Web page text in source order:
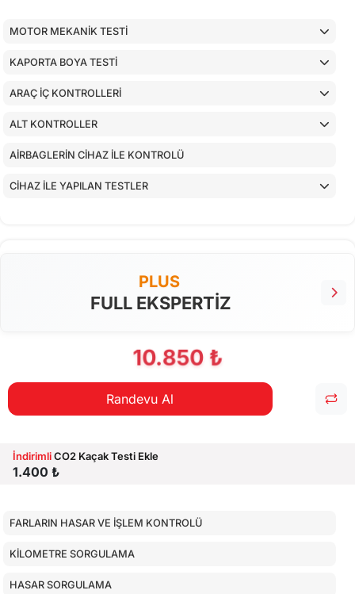
MOTOR MEKANİK TESTİ
KAPORTA BOYA TESTİ
ARAÇ İÇ KONTROLLERİ
ALT KONTROLLER
AİRBAGLERİN CİHAZ İLE KONTROLÜ
CİHAZ İLE YAPILAN TESTLER
PLUS
FULL EKSPERTİZ
10.850 ₺
Randevu Al
İndirimliCO2 Kaçak Testi Ekle
1.400 ₺
FARLARIN HASAR VE İŞLEM KONTROLÜ
KİLOMETRE SORGULAMA
HASAR SORGULAMA